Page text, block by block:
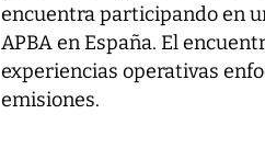
encuentra participando en
APBA en España. El
experiencias operativas
emisiones.